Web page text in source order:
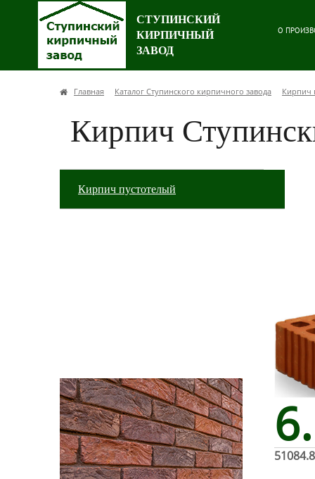
СТУПИНСКИЙ
КИРПИЧНЫЙ
ЗАВОД
О
Главная Каталог Ступинского кирпичного завода Кирпич
Кирпич
Кирпич пустотелый
51084.8